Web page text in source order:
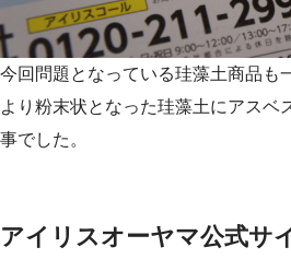
今回問題となっている珪藻土商品も
より粉末状となった珪藻土にアスベ
事でした。
アイリスオーヤマ公式サ